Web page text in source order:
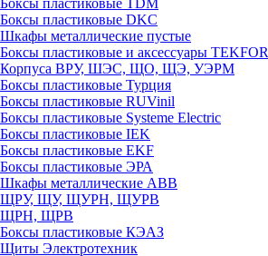
Боксы пластиковые TDM
Боксы пластиковые DKC
Шкафы металлические пустые
Боксы пластиковые и аксессуары TEKFOR
Корпуса ВРУ, ШЭС, ЩО, ЩЭ, УЭРМ
Боксы пластиковые Турция
Боксы пластиковые RUVinil
Боксы пластиковые Systeme Electric
Боксы пластиковые IEK
Боксы пластиковые EKF
Боксы пластиковые ЭРА
Шкафы металлические ABB
ЩРУ, ЩУ, ЩУРН, ЩУРВ
ЩРН, ЩРВ
Боксы пластиковые КЭАЗ
Щиты Электротехник